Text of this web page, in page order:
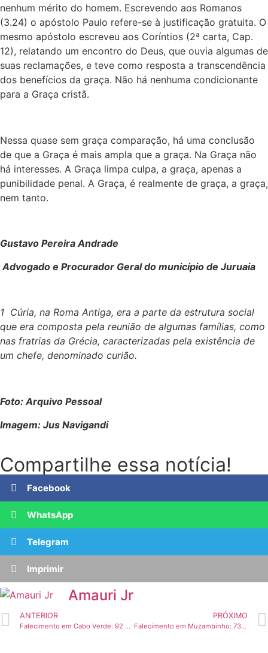
nenhum mérito do homem. Escrevendo aos Romanos
(3.24) o apóstolo Paulo refere-se à justificação gratuita. O
mesmo apóstolo escreveu aos Coríntios (2ª carta, Cap.
12), relatando um encontro do Deus, que ouvia algumas de
suas reclamações, e teve como resposta a transcendência
dos benefícios da graça. Não há nenhuma condicionante
para a Graça cristã.
Nessa quase sem graça comparação, há uma conclusão
de que a Graça é mais ampla que a graça. Na Graça não
há interesses. A Graça limpa culpa, a graça, apenas a
punibilidade penal. A Graça, é realmente de graça, a graça,
nem tanto.
Gustavo Pereira Andrade
Advogado e Procurador Geral do município de Juruaia
1 Cúria, na Roma Antiga, era a parte da estrutura social
que era composta pela reunião de algumas famílias, como
nas fratrias da Grécia, caracterizadas pela existência de
um chefe, denominado curião.
Foto: Arquivo Pessoal
Imagem: Jus Navigandi
Compartilhe essa notícia!
Facebook
WhatsApp
Telegram
Imprimir
Amauri Jr
ANTERIOR
Falecimento em Cabo Verde: 92 anos
PRÓXIMO
Falecimento em Muzambinho: 73 anos